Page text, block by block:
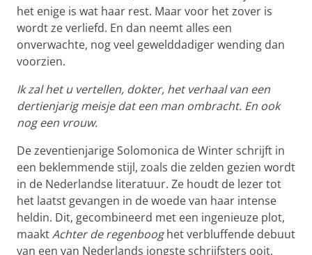
het enige is wat haar rest. Maar voor het zover is
wordt ze verliefd. En dan neemt alles een
onverwachte, nog veel gewelddadiger wending dan
voorzien.
Ik zal het u vertellen, dokter, het verhaal van een
dertienjarig meisje dat een man ombracht. En ook
nog een vrouw.
De zeventienjarige Solomonica de Winter schrijft in
een beklemmende stijl, zoals die zelden gezien wordt
in de Nederlandse literatuur. Ze houdt de lezer tot
het laatst gevangen in de woede van haar intense
heldin. Dit, gecombineerd met een ingenieuze plot,
maaktAchter de regenbooghet verbluffende debuut
van een van Nederlands jongste schrijfsters ooit.